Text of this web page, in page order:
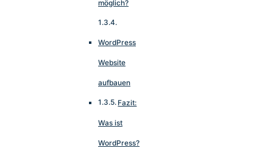
möglich?
WordPress
Website
aufbauen
Fazit:
Was ist
WordPress?